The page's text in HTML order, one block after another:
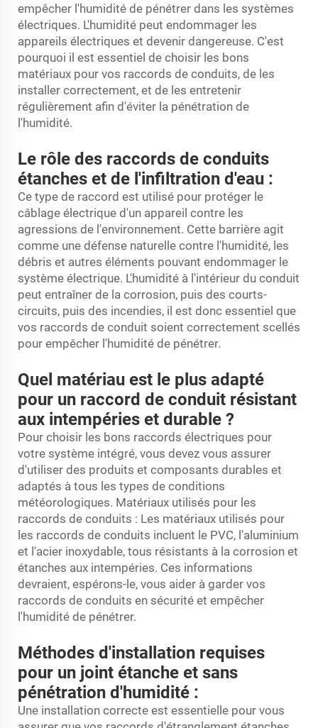
empêcher l'humidité de pénétrer dans les systèmes
électriques. L'humidité peut endommager les
appareils électriques et devenir dangereuse. C'est
pourquoi il est essentiel de choisir les bons
matériaux pour vos raccords de conduits, de les
installer correctement, et de les entretenir
régulièrement afin d'éviter la pénétration de
l'humidité.
Le rôle des raccords de conduits
étanches et de l'infiltration d'eau :
Ce type de raccord est utilisé pour protéger le
câblage électrique d'un appareil contre les
agressions de l'environnement. Cette barrière agit
comme une défense naturelle contre l'humidité, les
débris et autres éléments pouvant endommager le
système électrique. L'humidité à l'intérieur du conduit
peut entraîner de la corrosion, puis des courts-
circuits, puis des incendies, il est donc essentiel que
vos raccords de conduit soient correctement scellés
pour empêcher l'humidité de pénétrer.
Quel matériau est le plus adapté
pour un raccord de conduit résistant
aux intempéries et durable ?
Pour choisir les bons raccords électriques pour
votre système intégré, vous devez vous assurer
d'utiliser des produits et composants durables et
adaptés à tous les types de conditions
météorologiques. Matériaux utilisés pour les
raccords de conduits : Les matériaux utilisés pour
les raccords de conduits incluent le PVC, l'aluminium
et l'acier inoxydable, tous résistants à la corrosion et
étanches aux intempéries. Ces informations
devraient, espérons-le, vous aider à garder vos
raccords de conduits en sécurité et empêcher
l'humidité de pénétrer.
Méthodes d'installation requises
pour un joint étanche et sans
pénétration d'humidité :
Une installation correcte est essentielle pour vous